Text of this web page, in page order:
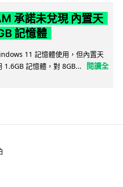
承諾未兌現 內置天
記憶體
11 記憶體使用，但內置天
記憶體，對 8GB...
閱讀全